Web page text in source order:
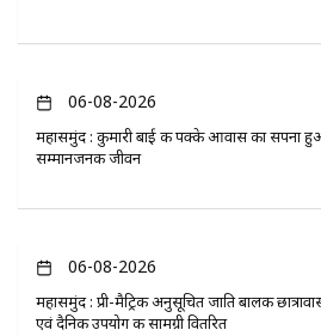
06-08-2026
महासमुंद : कुमारी बाई की पक्के आवास का सपना
सम्मानजनक जीवन
06-08-2026
महासमुंद : प्री-मैट्रिक अनुसूचित जाति बालक
एवं दैनिक उपयोग की सामग्री वितरित